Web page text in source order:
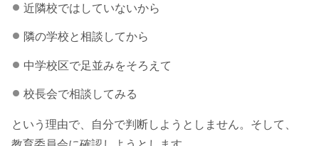
近隣校ではしていないから
隣の学校と相談してから
中学校区で足並みをそろえて
校長会で相談してみる
という理由で、自分で判断しようとしません。そして、